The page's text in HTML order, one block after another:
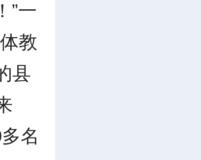
”一
教
县
名